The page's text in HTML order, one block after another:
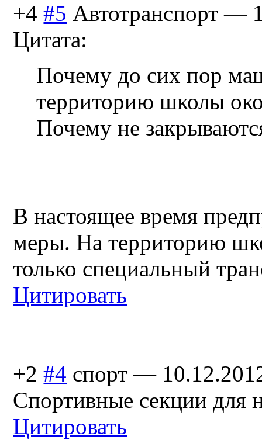
+4 #5 Автотранспорт —
Цитата:
Почему до сих пор
территорию школы
Почему не
В настоящее время
меры. На территорию
только специальный
Цитировать
+2 #4 спорт —
Спортивные секции для
Цитировать